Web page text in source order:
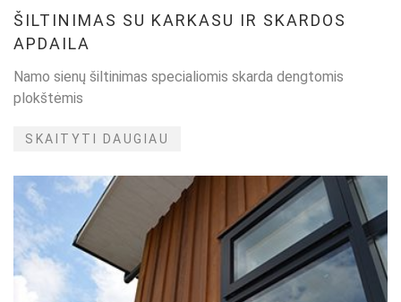
ŠILTINIMAS SU KARKASU IR SKARDOS
APDAILA
Namo sienų šiltinimas specialiomis skarda dengtomis
plokštėmis
SKAITYTI DAUGIAU